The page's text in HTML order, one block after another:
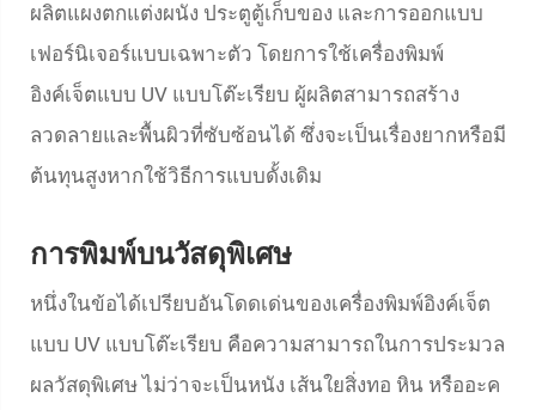
ผลิตแผงตกแต่งผนัง ประตูตู้เก็บของ และการออกแบบ
เฟอร์นิเจอร์แบบเฉพาะตัว โดยการใช้เครื่องพิมพ์
อิงค์เจ็ตแบบ UV แบบโต๊ะเรียบ ผู้ผลิตสามารถสร้าง
ลวดลายและพื้นผิวที่ซับซ้อนได้ ซึ่งจะเป็นเรื่องยากหรือมี
ต้นทุนสูงหากใช้วิธีการแบบดั้งเดิม
การพิมพ์บนวัสดุพิเศษ
หนึ่งในข้อได้เปรียบอันโดดเด่นของเครื่องพิมพ์อิงค์เจ็ต
แบบ UV แบบโต๊ะเรียบ คือความสามารถในการประมวล
ผลวัสดุพิเศษ ไม่ว่าจะเป็นหนัง เส้นใยสิ่งทอ หิน หรืออะค